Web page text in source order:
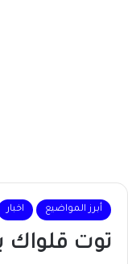
أبرز المواضيع اخبار
توت قلواك